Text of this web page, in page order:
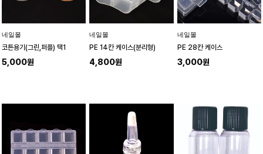
네일몰
코튼용기(그린,퍼플) 택1
5,000원
네일몰
PE 14칸 케이스(분리형)
4,800원
네일몰
PE 28칸 케이스
3,000원